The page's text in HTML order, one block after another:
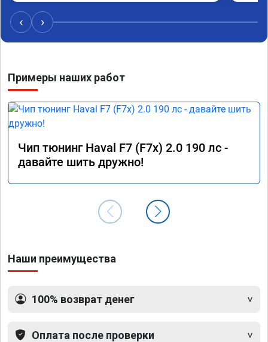
Читал что в Австралии при покупке этих
машин сразу делают чип тюнинг, чтобы не
было провалов.
результаты должны быть еще лучше)
‹ ›
Примеры наших работ
Чип тюнинг Haval F7 (F7x) 2.0 190 лс -
давайте шить дружно!
Наши преимущества
100% возврат денег
Оплата после проверки